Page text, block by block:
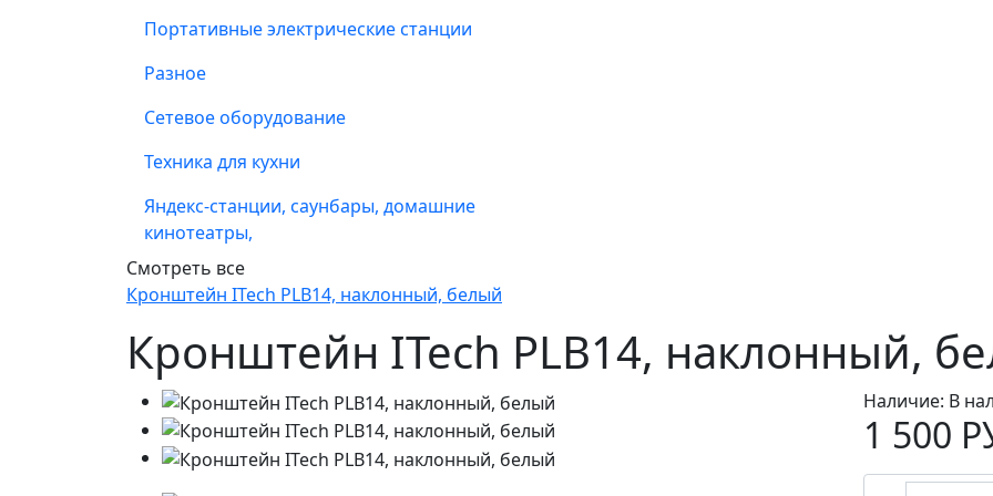
Портативные электрические станции
Разное
Сетевое оборудование
Техника для кухни
Яндекс-станции, саунбары, домашние
кинотеатры,
Смотреть все
Кронштейн ITech PLB14, наклонный, белый
Кронштейн ITech PLB14, наклонный,
Наличие: В
1 500